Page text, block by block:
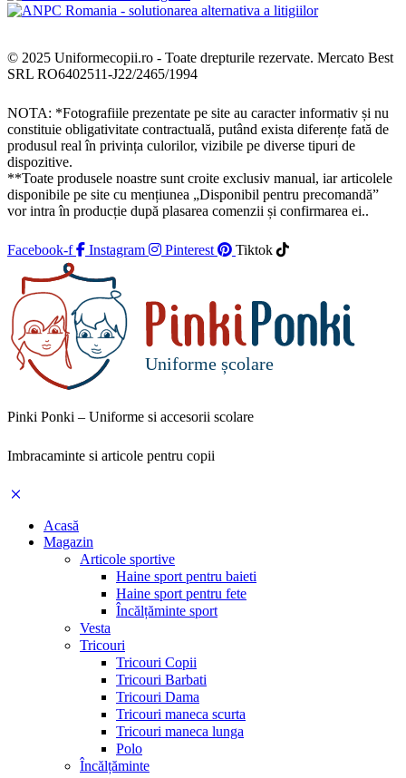
© 2025 Uniformecopii.ro - Toate drepturile rezervate. Mercato Best
SRL RO6402511-J22/2465/1994
NOTA: *Fotografiile prezentate pe site au caracter informativ și nu
constituie obligativitate contractuală, putând exista diferențe fată de
produsul real în privința culorilor, vizibile pe diverse tipuri de
dispozitive.
**Toate produsele noastre sunt croite exclusiv manual, iar articolele
disponibile pe site cu mențiunea „Disponibil pentru precomandă”
vor intra în producție după plasarea comenzii și confirmarea ei..
Facebook-f Instagram Pinterest Tiktok
Uniforme școlare
Pinki Ponki – Uniforme si accesorii scolare
Imbracaminte si articole pentru copii
Acasă
Magazin
Articole sportive
Haine sport pentru baieti
Haine sport pentru fete
Încălțăminte sport
Vesta
Tricouri
Tricouri Copii
Tricouri Barbati
Tricouri Dama
Tricouri maneca scurta
Tricouri maneca lunga
Polo
Încălțăminte